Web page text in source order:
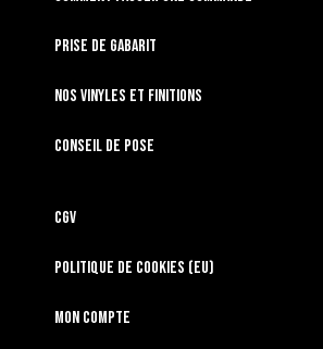
Prise de gabarit
Nos vinyles et finitions
Conseil de pose
CGV
Politique de cookies (EU)
Mon compte